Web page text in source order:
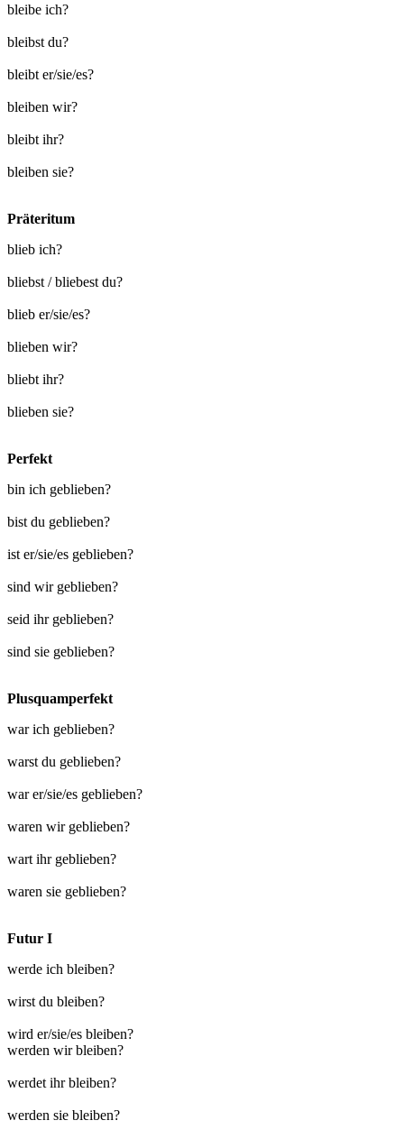
bleibe ich?
bleibst du?
bleibt er/sie/es?
bleiben wir?
bleibt ihr?
bleiben sie?
Präteritum
blieb ich?
bliebst / bliebest du?
blieb er/sie/es?
blieben wir?
bliebt ihr?
blieben sie?
Perfekt
bin ich geblieben?
bist du geblieben?
ist er/sie/es geblieben?
sind wir geblieben?
seid ihr geblieben?
sind sie geblieben?
Plusquamperfekt
war ich geblieben?
warst du geblieben?
war er/sie/es geblieben?
waren wir geblieben?
wart ihr geblieben?
waren sie geblieben?
Futur I
werde ich bleiben?
wirst du bleiben?
wird er/sie/es bleiben?
werden wir bleiben?
werdet ihr bleiben?
werden sie bleiben?